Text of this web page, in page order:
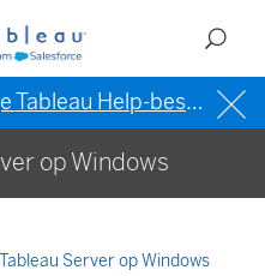
Help-bestand (VS)
op Windows
Server op Windows